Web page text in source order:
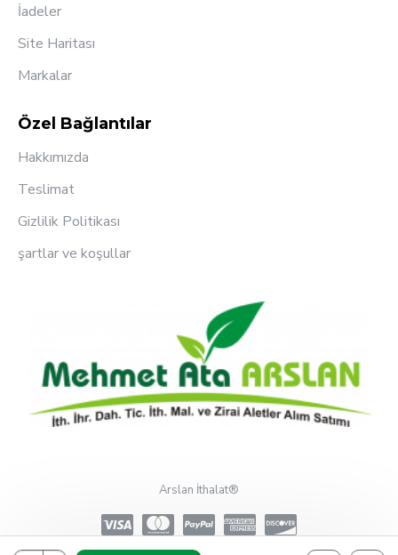
İadeler
Site Haritası
Markalar
Özel Bağlantılar
Hakkımızda
Teslimat
Gizlilik Politikası
şartlar ve koşullar
Arslan İthalat®